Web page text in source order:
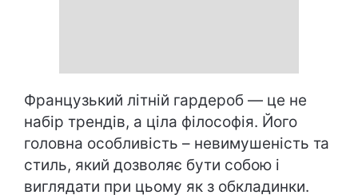
Французький літній гардероб — це не
набір трендів, а ціла філософія. Його
головна особливість – невимушеність та
стиль, який дозволяє бути собою і
виглядати при цьому як з обкладинки.